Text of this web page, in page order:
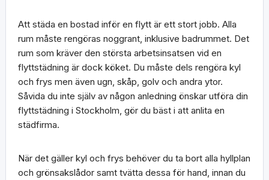
Att städa en bostad inför en flytt är ett stort jobb. Alla
rum måste rengöras noggrant, inklusive badrummet. Det
rum som kräver den största arbetsinsatsen vid en
flyttstädning är dock köket. Du måste dels rengöra kyl
och frys men även ugn, skåp, golv och andra ytor.
Såvida du inte själv av någon anledning önskar utföra din
flyttstädning i Stockholm, gör du bäst i att anlita en
städfirma.
När det gäller kyl och frys behöver du ta bort alla hyllplan
och grönsakslådor samt tvätta dessa för hand, innan du